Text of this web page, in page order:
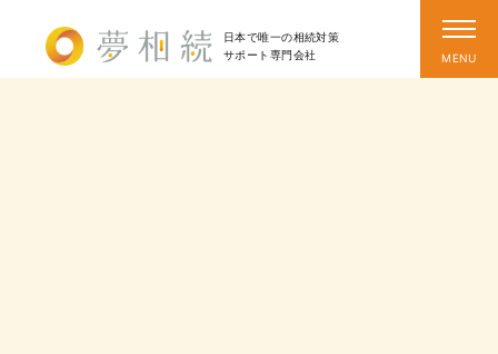
日本で唯一の相続対策
サポート 専門会社